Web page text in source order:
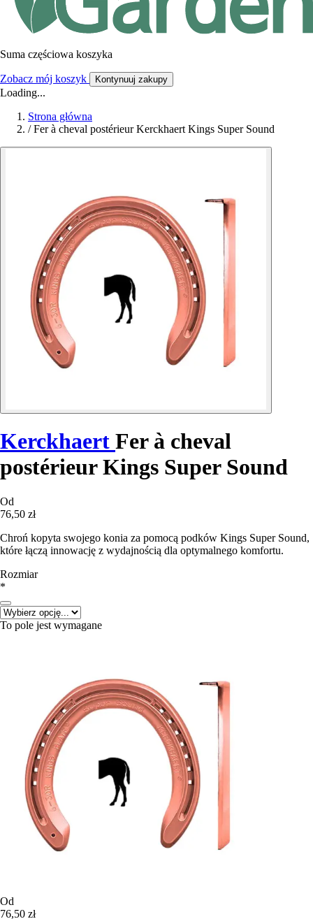
Suma częściowa koszyka
Zobacz mój koszyk Kontynuuj zakupy
Loading...
Strona główna
/ Fer à cheval postérieur Kerckhaert Kings Super Sound
Kerckhaert Fer à cheval
postérieur Kings Super Sound
Od
76,50 zł
Chroń kopyta swojego konia za pomocą podków Kings Super Sound,
które łączą innowację z wydajnością dla optymalnego komfortu.
Rozmiar
*
To pole jest wymagane
Od
76,50 zł